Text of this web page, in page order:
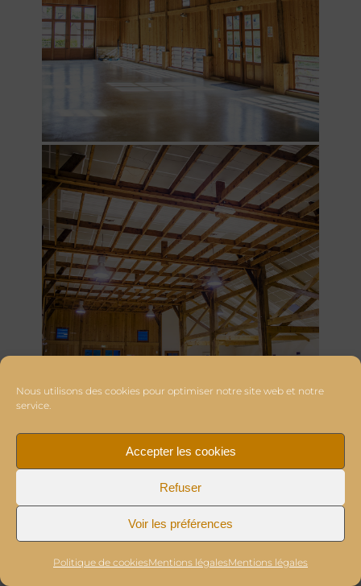
Nous utilisons des cookies pour optimiser notre site web et notre
service.
Accepter les cookies
Refuser
Voir les préférences
Politique de cookiesMentions légalesMentions légales